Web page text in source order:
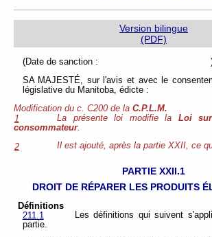
Version bilingue
(PDF)
(Date de sanction :
SA MAJESTÉ, sur l'avis et avec le
législative du Manitoba, édicte :
Modification du c. C200 de la C.P.L.M.
1
La présente loi modifie la Loi
consommateur.
2
Il est ajouté, après la partie XXII, ce
PARTIE XXII.1
DROIT DE RÉPARER LES PRODUITS
Définitions
211.1
Les définitions qui suivent
partie.